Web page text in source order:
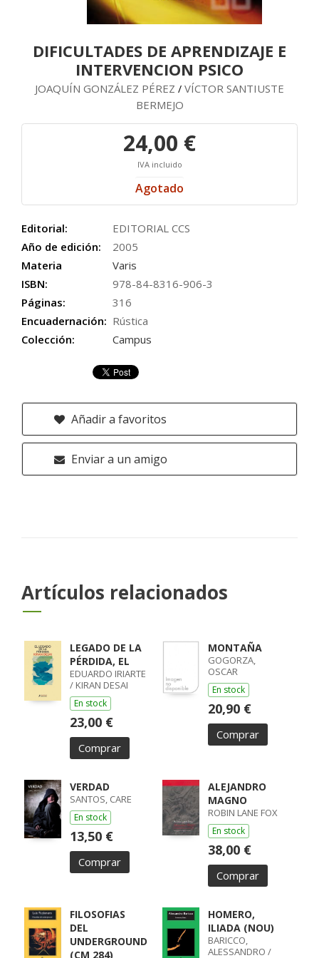
DIFICULTADES DE APRENDIZAJE E
INTERVENCION PSICO
JOAQUÍN GONZÁLEZ PÉREZ / VÍCTOR SANTIUSTE
BERMEJO
24,00 €
IVA incluido
Agotado
Editorial:
EDITORIAL CCS
Año de edición:
2005
Materia
Varis
ISBN:
978-84-8316-906-3
Páginas:
316
Encuadernación: Rústica
Colección:
Campus
Añadir a favoritos
Enviar a un amigo
Artículos relacionados
LEGADO DE LA
PÉRDIDA, EL
EDUARDO IRIARTE
/ KIRAN DESAI
En stock
23,00 €
Comprar
MONTAÑA
GOGORZA,
OSCAR
En stock
20,90 €
Comprar
VERDAD
SANTOS, CARE
En stock
13,50 €
Comprar
ALEJANDRO
MAGNO
ROBIN LANE FOX
En stock
38,00 €
Comprar
FILOSOFIAS
DEL
UNDERGROUND
(CM 284)
HOMERO,
ILIADA (NOU)
BARICCO,
ALESSANDRO /